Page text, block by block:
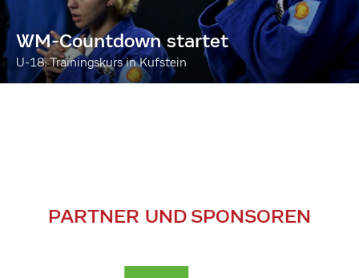
WM-Countdown startet
U-18: Trainingskurs in Kufstein
PARTNER UND SPONSOREN